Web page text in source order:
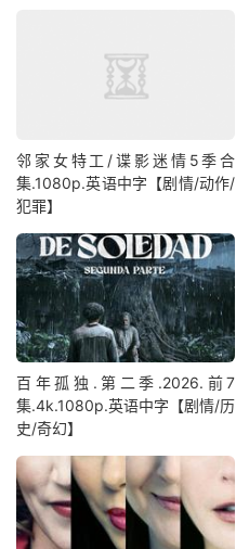
邻家女特工/谍影迷情5季合
集.1080p.英语中字【剧情/动作/
犯罪】
百年孤独.第二季.2026.前7
集.4k.1080p.英语中字【剧情/历
史/奇幻】